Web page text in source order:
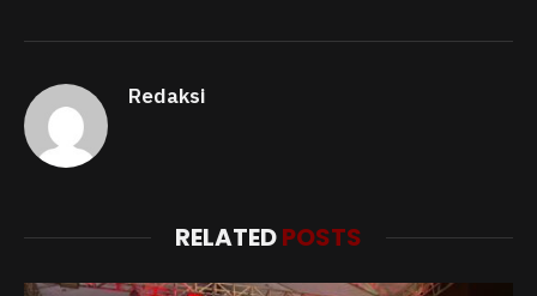
Redaksi
RELATEDPOSTS